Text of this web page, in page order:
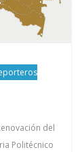
del
Politécnico